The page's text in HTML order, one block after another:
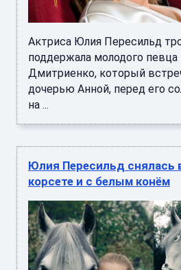
Актриса Юлия Пересильд
поддержала молодого
Дмитриенко, который
дочерью Анной, перед его
на ...
Юлия Пересильд снялась
корсете и с белым конём